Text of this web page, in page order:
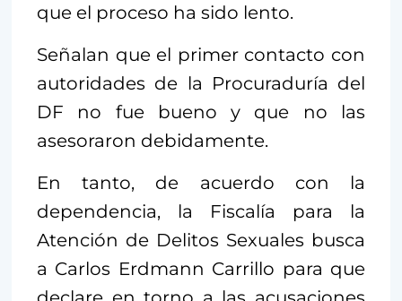
que el proceso ha sido lento.
Señalan que el primer contacto con
autoridades de la Procuraduría del
DF no fue bueno y que no las
asesoraron debidamente.
En tanto, de acuerdo con la
dependencia, la Fiscalía para la
Atención de Delitos Sexuales busca
a Carlos Erdmann Carrillo para que